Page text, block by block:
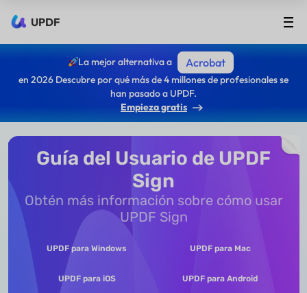
UPDF
La mejor alternativa a Acrobat
en 2026 Descubre por qué más de 4 millones de profesionales se
han pasado a UPDF.
Empieza gratis
Guía del Usuario de UPDF
Sign
Obtén más información sobre cómo usar
UPDF Sign
UPDF para Windows UPDF para Mac
UPDF para iOS UPDF para Android